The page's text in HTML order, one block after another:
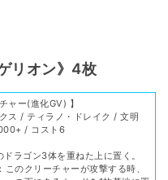
リオン》4枚
ャー(進化GV) 】
ス / ティラノ・ドレイク / 文明
/ コスト6
ラゴン3体を重ねた上に置く。
このクリーチャーが攻撃する時、